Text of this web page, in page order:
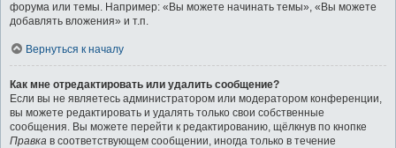
форума или темы. Например: «Вы можете начинать темы», «Вы можете
добавлять вложения» и т.п.
Вернуться к началу
Как мне отредактировать или удалить сообщение?
Если вы не являетесь администратором или модератором конференции,
вы можете редактировать и удалять только свои собственные
сообщения. Вы можете перейти к редактированию, щёлкнув по кнопке
Правка в соответствующем сообщении, иногда только в течение